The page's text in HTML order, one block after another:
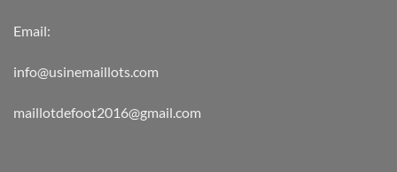
Email:
info@usinemaillots.com
maillotdefoot2016@gmail.com